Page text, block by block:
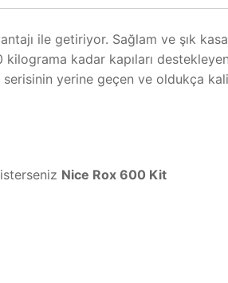
ile getiriyor. Sağlam ve şık
kadar kapıları
yerine geçen ve oldukça
Nice Rox 600 Kit